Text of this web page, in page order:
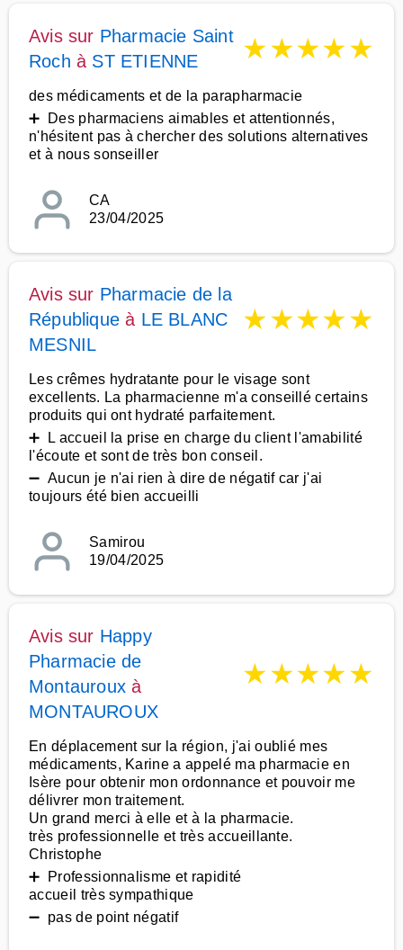
Avis sur Pharmacie Saint
Roch à ST ETIENNE ★★★★★
des médicaments et de la parapharmacie
➕ Des pharmaciens aimables et attentionnés,
n'hésitent pas à chercher des solutions alternatives
et à nous sonseiller
CA
23/04/2025
Avis sur Pharmacie de la
République à LE BLANC
MESNIL
★★★★★
Les crêmes hydratante pour le visage sont
excellents. La pharmacienne m'a conseillé certains
produits qui ont hydraté parfaitement.
➕ L accueil la prise en charge du client l'amabilité
l'écoute et sont de très bon conseil.
➖ Aucun je n'ai rien à dire de négatif car j'ai
toujours été bien accueilli
Samirou
19/04/2025
Avis sur Happy
Pharmacie de
Montauroux à
MONTAUROUX
★★★★★
En déplacement sur la région, j'ai oublié mes
médicaments, Karine a appelé ma pharmacie en
Isère pour obtenir mon ordonnance et pouvoir me
délivrer mon traitement.
Un grand merci à elle et à la pharmacie.
très professionnelle et très accueillante.
Christophe
➕ Professionnalisme et rapidité
accueil très sympathique
➖ pas de point négatif